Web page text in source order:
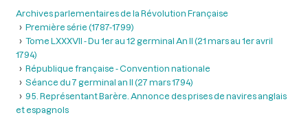
Archives parlementaires de la Révolution Française
Première série (1787-1799)
Tome LXXXVII - Du 1er au 12 germinal An II (21 mars au 1er avril
1794)
République française - Convention nationale
Séance du 7 germinal an II (27 mars 1794)
95. Représentant Barère. Annonce des prises de navires anglais
et espagnols